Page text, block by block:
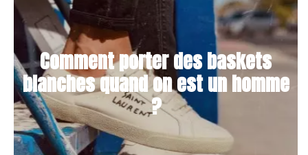
Comment porter des baskets
blanches quand on est un homme
?